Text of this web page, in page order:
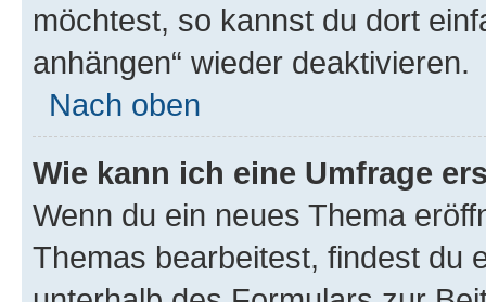
möchtest, so kannst du dort
anhängen“ wieder deaktivieren.
Nach oben
Wie kann ich eine Umfrage
Wenn du ein neues Thema
Themas bearbeitest, findest du